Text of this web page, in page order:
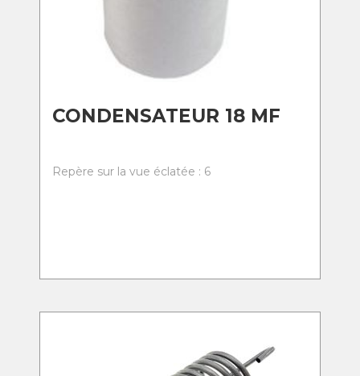
CONDENSATEUR 18 MF
Repère sur la vue éclatée : 6